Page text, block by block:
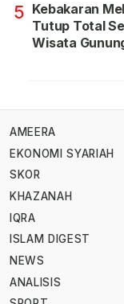
5 Kebakaran
Tutup Total
Wisata
AMEERA
EKONOMI SYARIAH
SKOR
KHAZANAH
IQRA
ISLAM DIGEST
NEWS
ANALISIS